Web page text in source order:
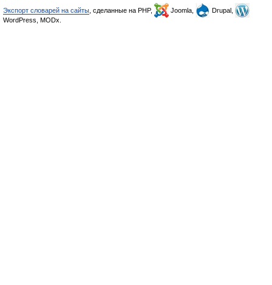
Экспорт словарей на сайты , сделанные на PHP, Joomla,
Drupal,
WordPress, MODx.